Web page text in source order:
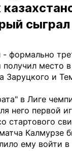
сыграл
формально
получил место
Заруцкого и
в Лиге
него первой
стартового
Калмурзе
ему войти